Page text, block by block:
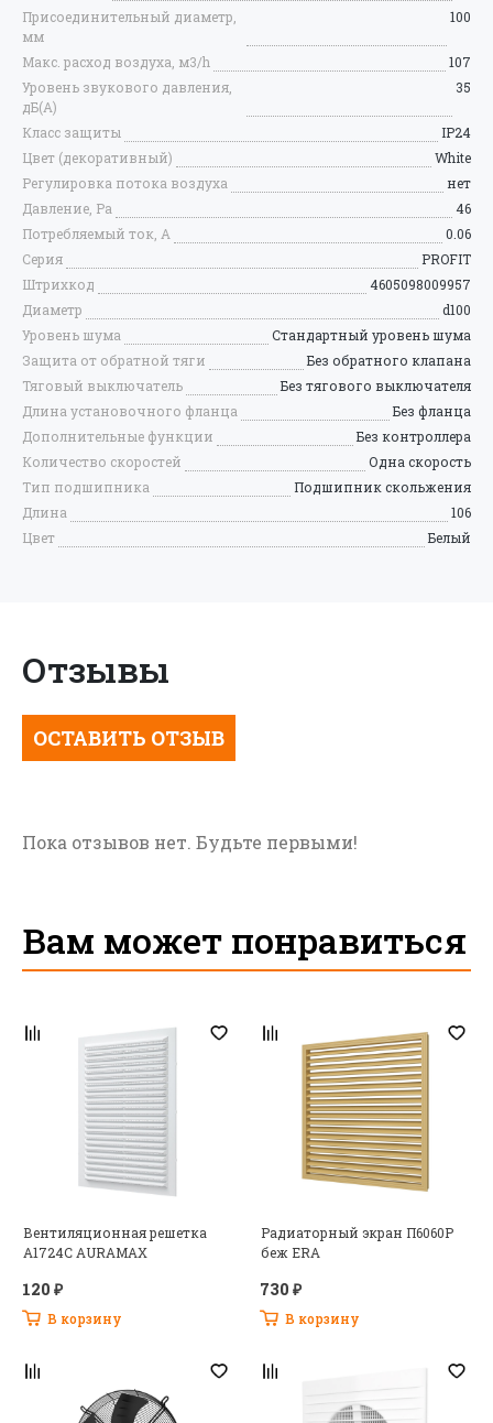
Запомнить меня на этом компьютере
Забыли свой пароль?
Авторизуйтесь, чтобы оставлять
отзывы
АВТОРИЗАЦИЯ
Присоединительный диаметр,
мм
100
Макс. расход воздуха, м3/h
107
Уровень звукового давления,
дБ(А)
35
Класс защиты
IP24
Цвет (декоративный)
White
Регулировка потока воздуха
нет
Давление, Pa
46
Потребляемый ток, A
0.06
Серия
PROFIT
Штрихкод
4605098009957
Диаметр
d100
Уровень шума
Стандартный уровень шума
Защита от обратной тяги
Без обратного клапана
Тяговый выключатель
Без тягового выключателя
Длина установочного фланца
Без фланца
Дополнительные функции
Без контроллера
Количество скоростей
Одна скорость
Тип подшипника
Подшипник скольжения
Длина
106
Цвет
Белый
Отзывы
ОСТАВИТЬ ОТЗЫВ
Пока отзывов нет. Будьте первыми!
Вам может понравиться
Вентиляционная решетка
A1724C AURAMAX
120 ₽
В корзину
Радиаторный экран П6060Р
беж ERA
730 ₽
В корзину